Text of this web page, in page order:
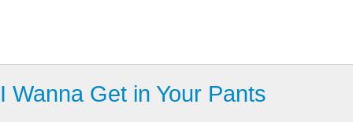
I Wanna Get in Your Pants